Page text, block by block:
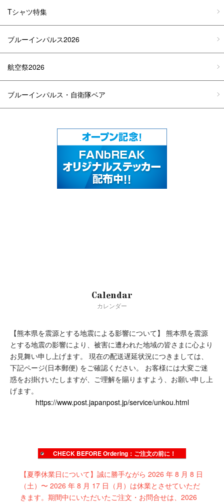
Tシャツ特集
ブルーインパルス2026
航空祭2026
ブルーインパルス・自衛隊ベア
Calendar
カレンダー
true
【熊本県を震源とする地震による影響について】 熊本県を震源
とする地震の影響により、被害に遭われた地域の皆さまに心より
お見舞い申し上げます。
現在の配送遅延状況につきましては、
下記ページ(日本郵便) をご確認ください。
お客様には大変ご迷
惑をお掛けいたしますが、ご理解を賜りますよう、お願い申し上
げます。
https://www.post.japanpost.jp/service/unkou.html
CHECK BEFORE Ordering：ご注文の前に！
【夏季休業日について】誠に勝手ながら 2026 年 8 月 8 日
（土）〜 2026 年 8 月 17 日（月）は休業とさせていただ
きます。期間中にいただいたご注文・お問合せは、2026